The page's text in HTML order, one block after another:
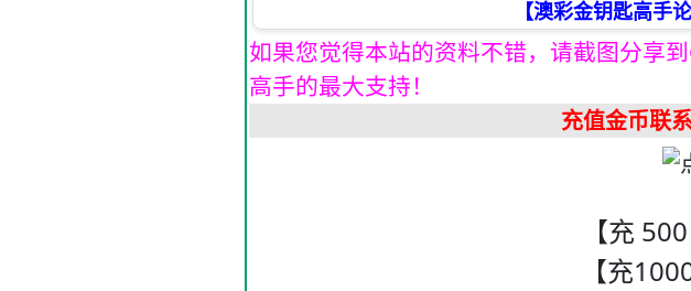
【澳彩金钥匙高手论
如果您觉得本站的资料不错，请截图分享
高手的最大支持！
充值金币联
【充
【充